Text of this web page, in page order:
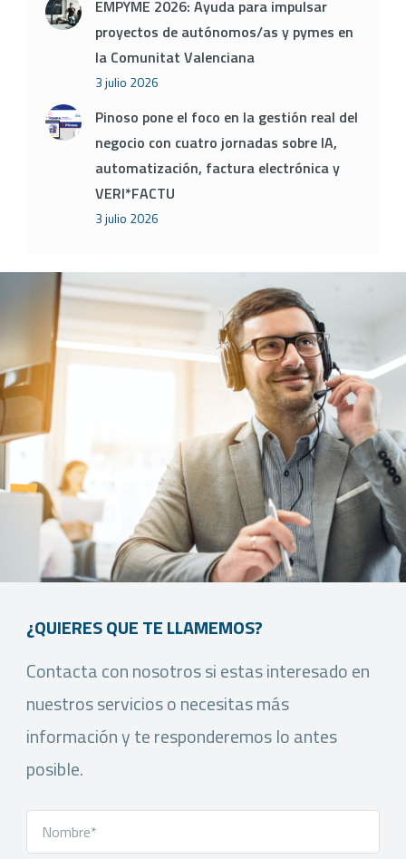
EMPYME 2026: Ayuda para impulsar
proyectos de autónomos/as y pymes en
la Comunitat Valenciana
3 julio 2026
Pinoso pone el foco en la gestión real del
negocio con cuatro jornadas sobre IA,
automatización, factura electrónica y
VERI*FACTU
3 julio 2026
¿QUIERES QUE TE LLAMEMOS?
Contacta con nosotros si estas interesado en
nuestros servicios o necesitas más
información y te responderemos lo antes
posible.